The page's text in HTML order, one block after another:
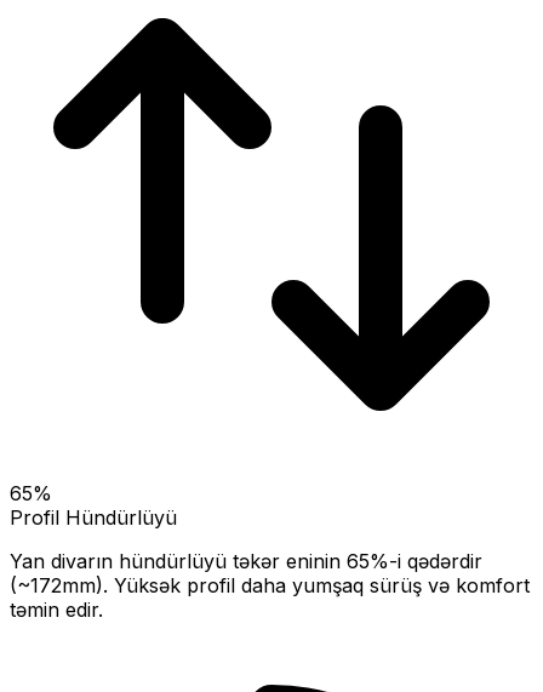
65%
Profil Hündürlüyü
Yan divarın hündürlüyü təkər eninin 65%-i qədərdir
(~172mm). Yüksək profil daha yumşaq sürüş və komfort
təmin edir.